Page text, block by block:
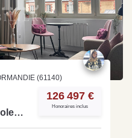
(61140)
-
126 497 €
Honoraires inclus